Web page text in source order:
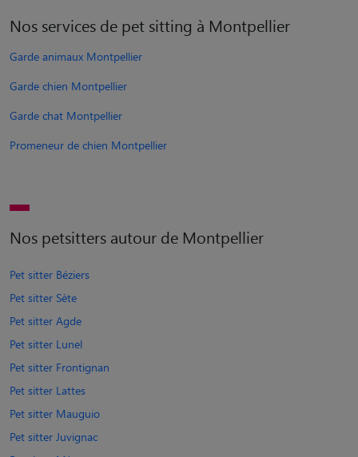
Nos services de pet sitting à Montpellier
Garde animaux Montpellier
Garde chien Montpellier
Garde chat Montpellier
Promeneur de chien Montpellier
Nos petsitters autour de Montpellier
Pet sitter Béziers
Pet sitter Sète
Pet sitter Agde
Pet sitter Lunel
Pet sitter Frontignan
Pet sitter Lattes
Pet sitter Mauguio
Pet sitter Juvignac